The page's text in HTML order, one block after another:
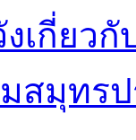
กี่ยวกั
สมุทร